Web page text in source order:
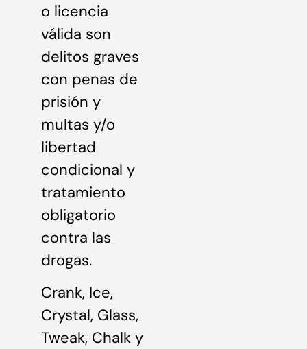
o licencia
válida son
delitos graves
con penas de
prisión y
multas y/o
libertad
condicional y
tratamiento
obligatorio
contra las
drogas.
Crank, Ice,
Crystal, Glass,
Tweak, Chalk y